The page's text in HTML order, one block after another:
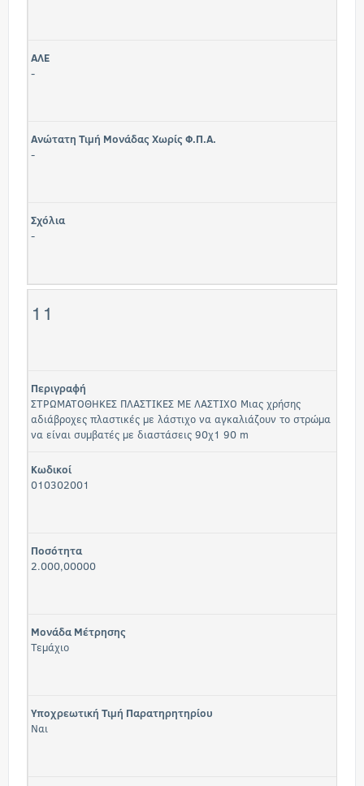
ΑΛΕ
-
Ανώτατη Τιμή Μονάδας Χωρίς Φ.Π.Α.
-
Σχόλια
-
11
Περιγραφή
ΣΤΡΩΜΑΤΟΘΗΚΕΣ ΠΛΑΣΤΙΚΕΣ ΜΕ ΛΑΣΤΙΧΟ Μιας χρήσης
αδιάβροχες πλαστικές με λάστιχο να αγκαλιάζουν το στρώμα
να είναι συμβατές με διαστάσεις 90χ1 90 m
Κωδικοί
010302001
Ποσότητα
2.000,00000
Μονάδα Μέτρησης
Τεμάχιο
Υποχρεωτική Τιμή Παρατηρητηρίου
Ναι